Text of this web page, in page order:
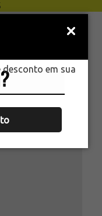
desconto em sua
GB